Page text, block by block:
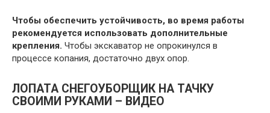
Чтобы обеспечить устойчивость, во время работы
рекомендуется использовать дополнительные
крепления. Чтобы экскаватор не опрокинулся в
процессе копания, достаточно двух опор.
ЛОПАТА СНЕГОУБОРЩИК НА ТАЧКУ
СВОИМИ РУКАМИ – ВИДЕО